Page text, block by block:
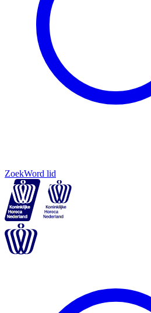
ZoekWord lid